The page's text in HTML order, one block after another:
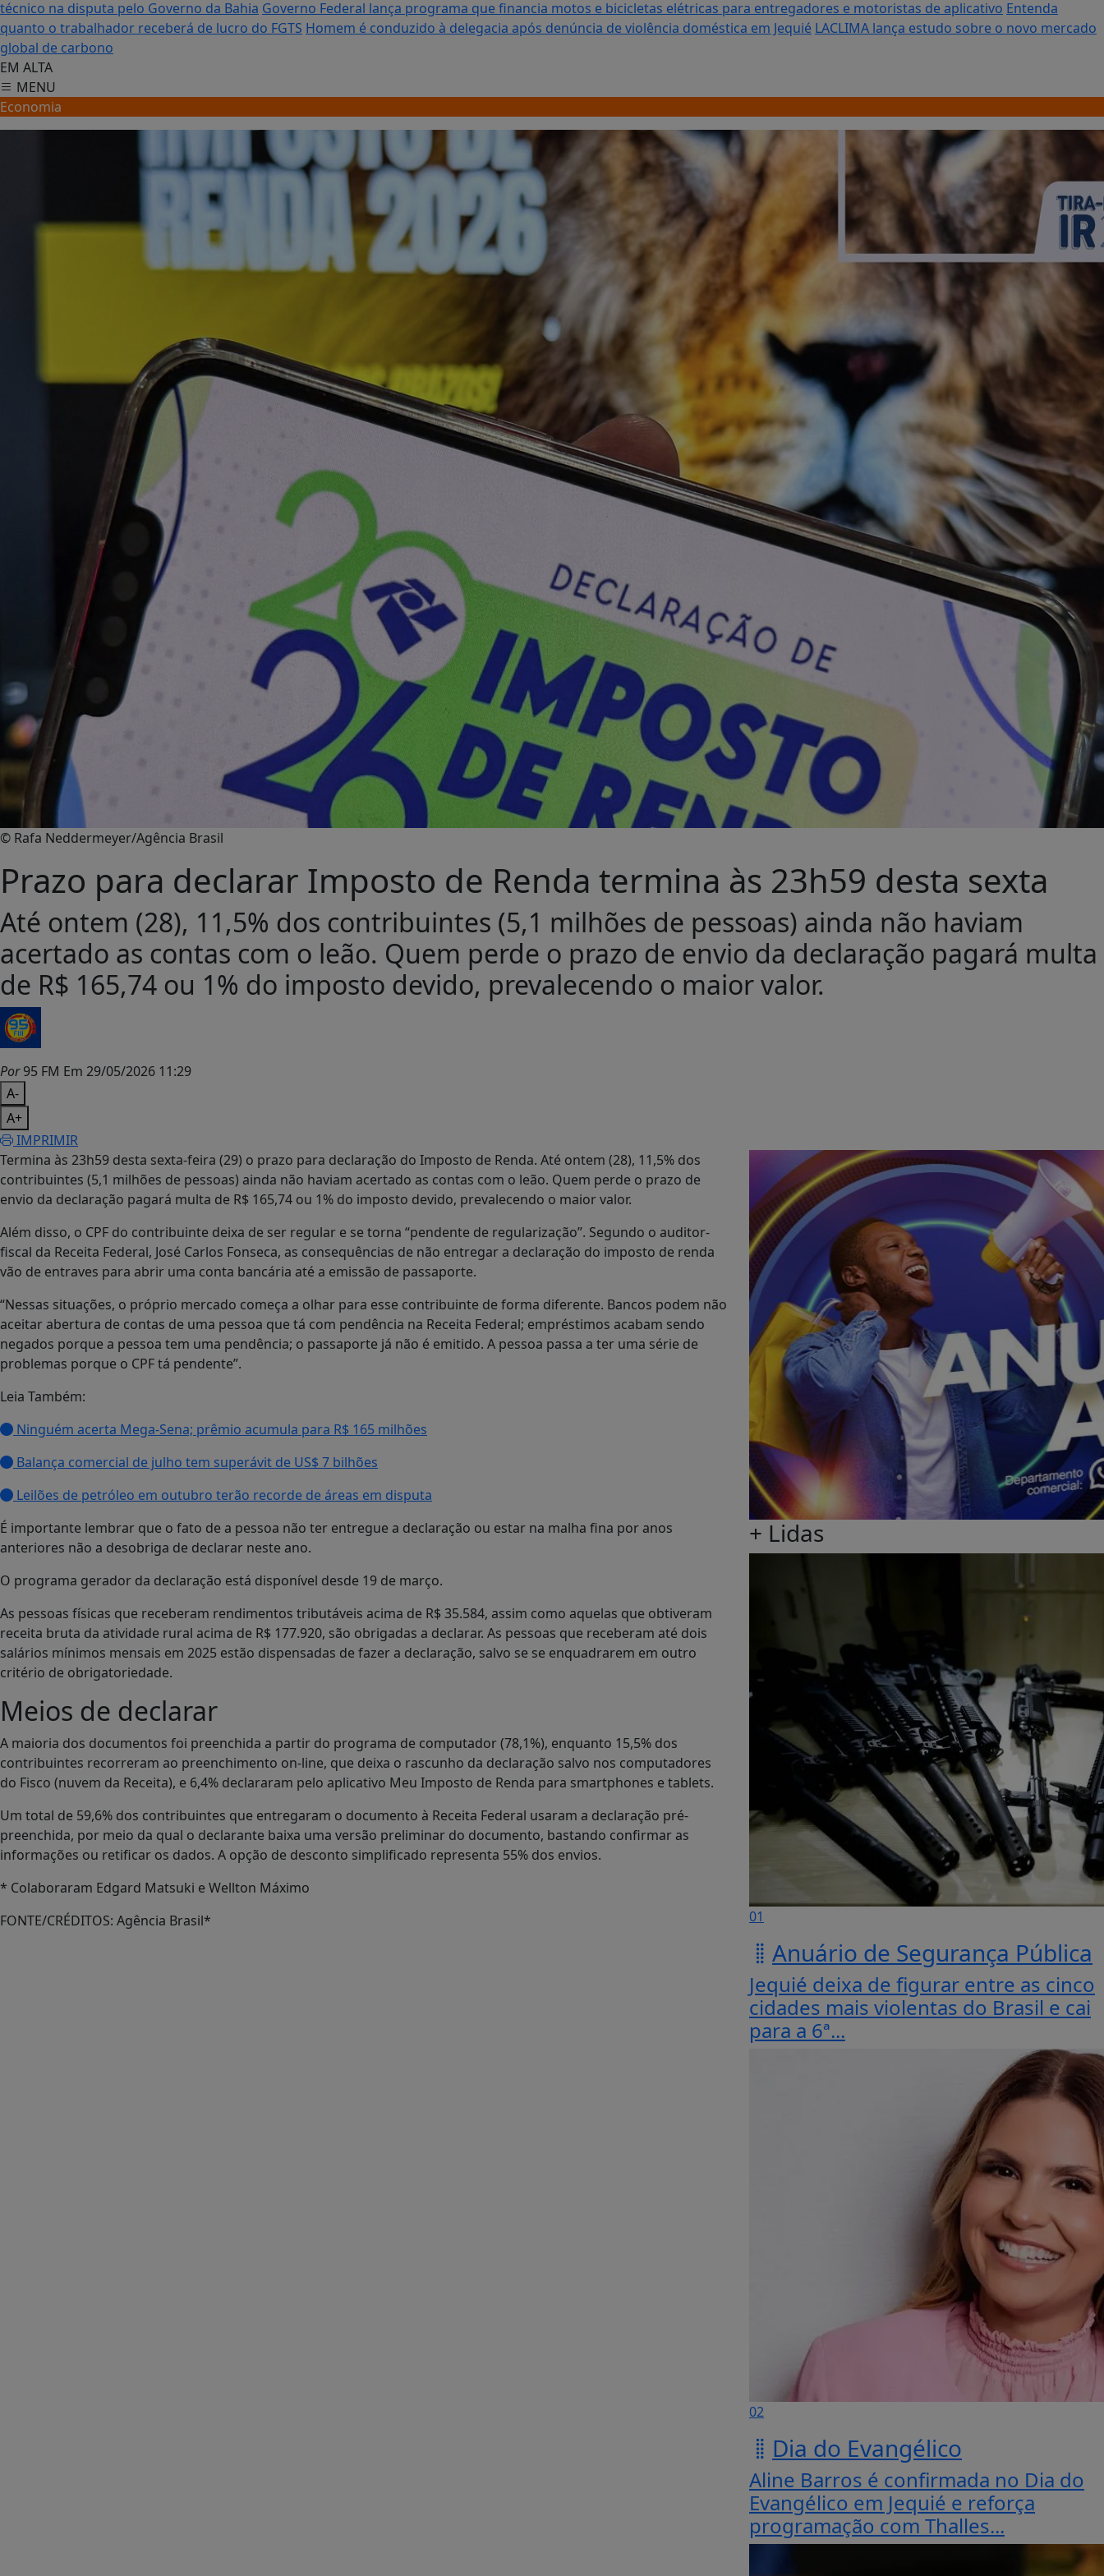
técnico na disputa pelo Governo da Bahia Governo Federal lança programa que financia motos e bicicletas elétricas para entregadores e motoristas de aplicativo Entenda
quanto o trabalhador receberá de lucro do FGTS Homem é conduzido à delegacia após denúncia de violência doméstica em Jequié LACLIMA lança estudo sobre o novo mercado
global de carbono
EM ALTA
MENU
Economia
© Rafa Neddermeyer/Agência Brasil
Prazo para declarar Imposto de Renda termina às 23h59 desta sexta
Até ontem (28), 11,5% dos contribuintes (5,1 milhões de pessoas) ainda não haviam
acertado as contas com o leão. Quem perde o prazo de envio da declaração pagará multa
de R$ 165,74 ou 1% do imposto devido, prevalecendo o maior valor.
Por95 FM Em 29/05/2026 11:29
A-
A+
IMPRIMIR
Termina às 23h59 desta sexta-feira (29) o prazo para declaração do Imposto de Renda. Até ontem (28), 11,5% dos
contribuintes (5,1 milhões de pessoas) ainda não haviam acertado as contas com o leão. Quem perde o prazo de
envio da declaração pagará multa de R$ 165,74 ou 1% do imposto devido, prevalecendo o maior valor.
Além disso, o CPF do contribuinte deixa de ser regular e se torna “pendente de regularização”. Segundo o auditor-
fiscal da Receita Federal, José Carlos Fonseca, as consequências de não entregar a declaração do imposto de renda
vão de entraves para abrir uma conta bancária até a emissão de passaporte.
“Nessas situações, o próprio mercado começa a olhar para esse contribuinte de forma diferente. Bancos podem não
aceitar abertura de contas de uma pessoa que tá com pendência na Receita Federal; empréstimos acabam sendo
negados porque a pessoa tem uma pendência; o passaporte já não é emitido. A pessoa passa a ter uma série de
problemas porque o CPF tá pendente”.
Leia Também:
Ninguém acerta Mega-Sena; prêmio acumula para R$ 165 milhões
Balança comercial de julho tem superávit de US$ 7 bilhões
Leilões de petróleo em outubro terão recorde de áreas em disputa
É importante lembrar que o fato de a pessoa não ter entregue a declaração ou estar na malha fina por anos
anteriores não a desobriga de declarar neste ano.
O programa gerador da declaração está disponível desde 19 de março.
As pessoas físicas que receberam rendimentos tributáveis acima de R$ 35.584, assim como aquelas que obtiveram
receita bruta da atividade rural acima de R$ 177.920, são obrigadas a declarar. As pessoas que receberam até dois
salários mínimos mensais em 2025 estão dispensadas de fazer a declaração, salvo se se enquadrarem em outro
critério de obrigatoriedade.
Meios de declarar
A maioria dos documentos foi preenchida a partir do programa de computador (78,1%), enquanto 15,5% dos
contribuintes recorreram ao preenchimento on-line, que deixa o rascunho da declaração salvo nos computadores
do Fisco (nuvem da Receita), e 6,4% declararam pelo aplicativo Meu Imposto de Renda para smartphones e tablets.
Um total de 59,6% dos contribuintes que entregaram o documento à Receita Federal usaram a declaração pré-
preenchida, por meio da qual o declarante baixa uma versão preliminar do documento, bastando confirmar as
informações ou retificar os dados. A opção de desconto simplificado representa 55% dos envios.
* Colaboraram Edgard Matsuki e Wellton Máximo
FONTE/CRÉDITOS: Agência Brasil*
+ Lidas
01
Anuário de Segurança Pública
Jequié deixa de figurar entre as cinco
cidades mais violentas do Brasil e cai
para a 6ª...
02
Dia do Evangélico
Aline Barros é confirmada no Dia do
Evangélico em Jequié e reforça
programação com Thalles...